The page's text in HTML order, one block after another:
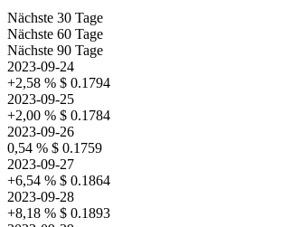
Nächste 30 Tage
Nächste 60 Tage
Nächste 90 Tage
2023-09-24
+2,58 % $ 0.1794
2023-09-25
+2,00 % $ 0.1784
2023-09-26
0,54 % $ 0.1759
2023-09-27
+6,54 % $ 0.1864
2023-09-28
+8,18 % $ 0.1893